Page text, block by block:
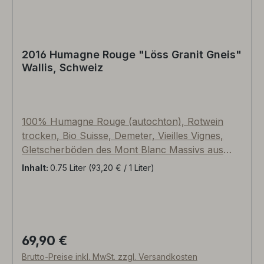
2016 Humagne Rouge "Löss Granit Gneis"
Wallis, Schweiz
100% Humagne Rouge (autochton), Rotwein
trocken, Bio Suisse, Demeter, Vieilles Vignes,
Gletscherböden des Mont Blanc Massivs aus
Löss, Granit und Gneis, trocknende Föhnwinde
13.Jahrhundert. Handlese teils über 60-jährige
Reben in der Micro-Gebirgsappellation Beudon
Inhalt: 0.75 Liter (93,20 € / 1 Liter)
Regulärer Preis:
69,90 €
Brutto-Preise inkl. MwSt. zzgl. Versandkosten